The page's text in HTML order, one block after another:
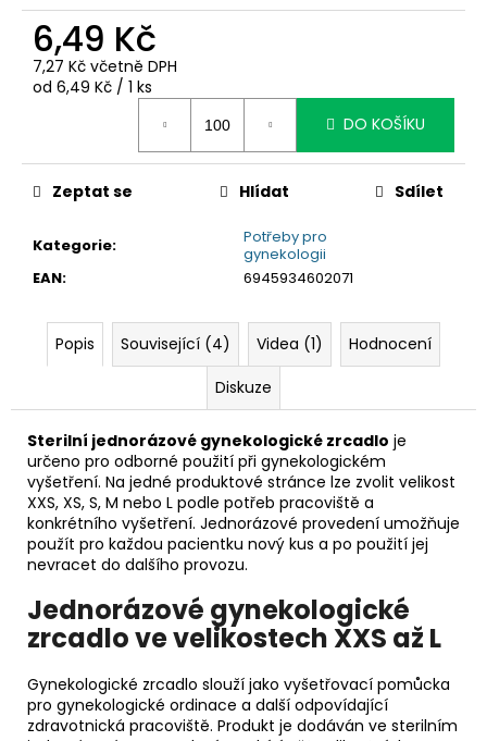
6,49 Kč
7,27 Kč včetně DPH
Měrná
od 6,49 Kč / 1 ks
DO KOŠÍKU
Kategorie:
Potřeby pro
gynekologii
EAN: 6945934602071
Zeptat se Hlídat Sdílet
Popis Související (4) Videa (1)
Hodnocení
Diskuze
Sterilní jednorázové gynekologické zrcadlo je
určeno pro odborné použití při gynekologickém
vyšetření. Na jedné produktové stránce lze zvolit velikost
XXS, XS, S, M nebo L podle potřeb pracoviště a
konkrétního vyšetření. Jednorázové provedení umožňuje
použít pro každou pacientku nový kus a po použití jej
nevracet do dalšího provozu.
Jednorázové gynekologické
zrcadlo ve velikostech XXS až L
Gynekologické zrcadlo slouží jako vyšetřovací pomůcka
pro gynekologické ordinace a další odpovídající
zdravotnická pracoviště. Produkt je dodáván ve sterilním